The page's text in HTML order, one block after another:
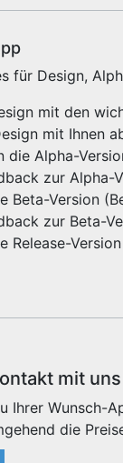
für Design,
mit den
mit Ihnen
die Alpha-
zur Alpha-
Beta-Version
zur Beta-
Release-
mit
Ihrer Wunsch-
die